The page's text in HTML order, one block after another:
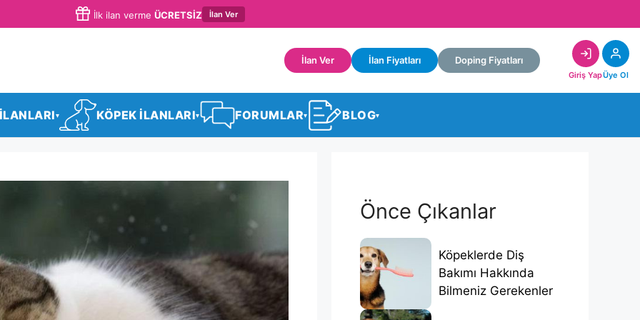
İlk ilan verme ÜCRETSİZ İlan Ver
İlan Ver İlan Fiyatları Doping Fiyatları
Giriş YapÜye Ol
▾ KÖPEK İLANLARI▾ FORUMLAR▾ BLOG▾
Önce Çıkanlar
Köpeklerde Diş
Bakımı Hakkında
Bilmeniz Gerekenler